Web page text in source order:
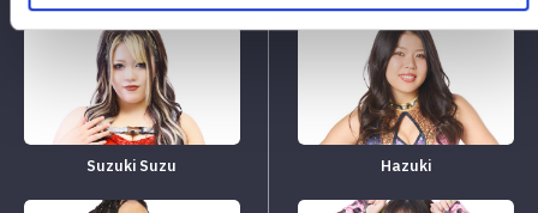
Suzuki Suzu Hazuki